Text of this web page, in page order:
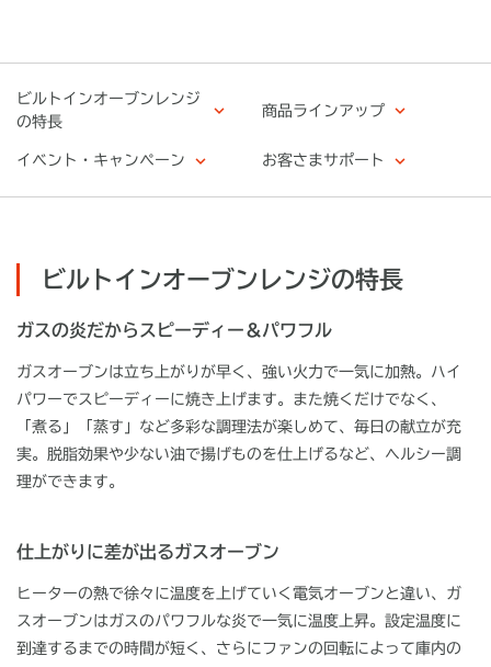
ビルトインオーブンレンジ
の特長
商品ラインアップ
イベント・キャンペーン お客さまサポート
ビルトインオーブンレンジの特長
ガスの炎だからスピーディー＆パワフル
ガスオーブンは立ち上がりが早く、強い火力で一気に加熱。ハイ
パワーでスピーディーに焼き上げます。また焼くだけでなく、
「煮る」「蒸す」など多彩な調理法が楽しめて、毎日の献立が充
実。脱脂効果や少ない油で揚げものを仕上げるなど、ヘルシー調
理ができます。
仕上がりに差が出るガスオーブン
ヒーターの熱で徐々に温度を上げていく電気オーブンと違い、ガ
スオーブンはガスのパワフルな炎で一気に温度上昇。設定温度に
到達するまでの時間が短く、さらにファンの回転によって庫内の